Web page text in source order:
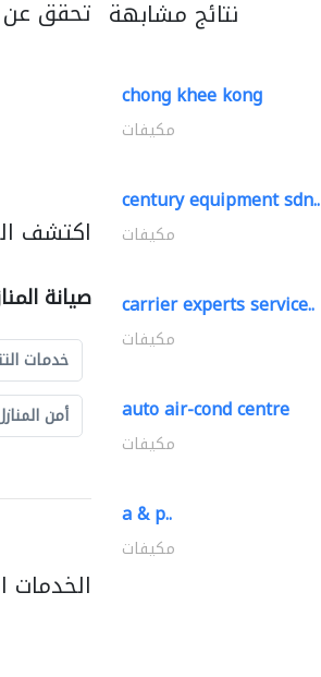
تحقق عن
اكتشف
صيانة
خدمات
أمن
نتائج مشابهة
chong khee kong
مكيفات
century equipment sdn..
مكيفات
carrier experts service..
مكيفات
auto air-cond centre
مكيفات
a & p..
مكيفات